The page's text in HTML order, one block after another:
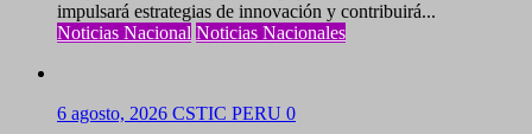
impulsará estrategias de innovación y contribuirá...
Noticias Nacional Noticias Nacionales
6 agosto, 2026 CSTIC PERU 0